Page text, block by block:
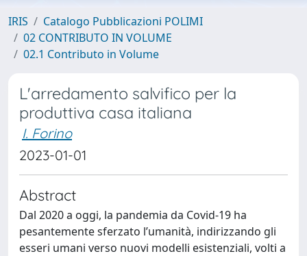
IRIS
Catalogo Pubblicazioni POLIMI
02 CONTRIBUTO IN VOLUME
02.1 Contributo in Volume
L'arredamento salvifico per la
produttiva casa italiana
I. Forino
2023-01-01
Abstract
Dal 2020 a oggi, la pandemia da Covid-19 ha
pesantemente sferzato l’umanità, indirizzando gli
esseri umani verso nuovi modelli esistenziali, volti a